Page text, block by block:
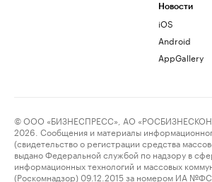
Новости
iOS
Android
AppGallery
© ООО «БИЗНЕСПРЕСС», АО
2026. Сообщения и материалы
(свидетельство о регистрации средства
выдано Федеральной службой по надзору в
информационных технологий и массовых
(Роскомнадзор) 09.12.2015 за номером ИА